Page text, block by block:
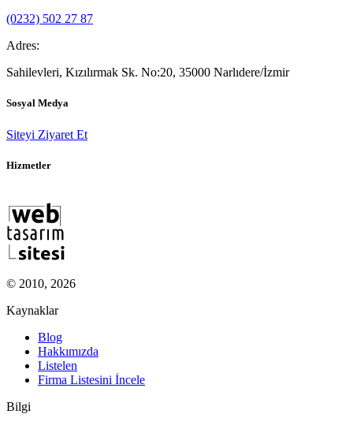
(0232) 502 27 87
Adres:
Sahilevleri, Kızılırmak Sk. No:20, 35000 Narlıdere/İzmir
Sosyal Medya
Siteyi Ziyaret Et
Hizmetler
© 2010, 2026
Kaynaklar
Blog
Hakkımızda
Listelen
Firma Listesini İncele
Bilgi